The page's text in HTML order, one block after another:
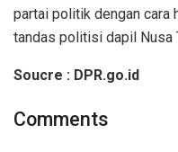
partai politik dengan cara
tandas politisi dapil Nusa
Soucre : DPR.go.id
Comments